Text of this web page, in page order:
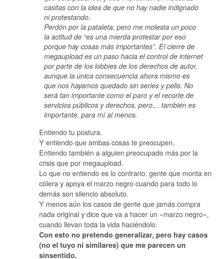
casitas con la idea de que no hay nadie indignado
ni protestando.
Perdón por la pataleta, pero me molesta un poco
la actitud de “es una mierda protestar por eso
porque hay cosas más importantes”. El cierre de
megaupload es un paso hacia el control de internet
por parte de los lobbies de los derechos de autor,
aunque la única consecuencia ahora mismo es
que nos hayamos quedado sin series y pelis. No
será tan importante como el paro y el recorte de
servicios públicos y derechos, pero… también es
importante, para mí al menos.
Entiendo tu postura.
Y entiendo que ambas cosas te preocupen.
Entiendo también a alguien preocupado más por la
crisis que por megaupload.
Lo que no entiendo es lo contrario: gente que monta en
cólera y apoya el marzo negro cuando para todo lo
demás son silencio absoluto.
Y menos aún los casos de gente que jamás compra
nada original y dice que va a hacer un «marzo negro»,
cuando llevan toda la vida haciéndolo.
Con esto no pretendo generalizar, pero hay casos
(no el tuyo ni similares) que me parecen un
sinsentido.